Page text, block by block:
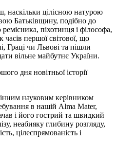
наскільки цілісною натурою
Батьківщину, подібно до
піхотинця і філософа,
часів першої світової, що
Граці чи Львові та пішли
вільне майбутнє України.
дня новітньої історії
науковим керівником
в нашій Alma Mater,
і його гострий та швидкий
неабияку глибину розгляду,
цілеспрямованість і